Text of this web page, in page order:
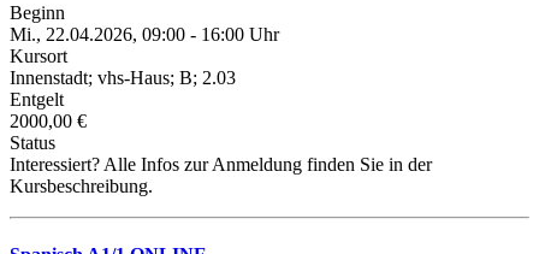
Beginn
Mi., 22.04.2026, 09:00 - 16:00 Uhr
Kursort
Innenstadt; vhs-Haus; B; 2.03
Entgelt
2000,00 €
Status
Interessiert? Alle Infos zur Anmeldung finden Sie in der
Kursbeschreibung.